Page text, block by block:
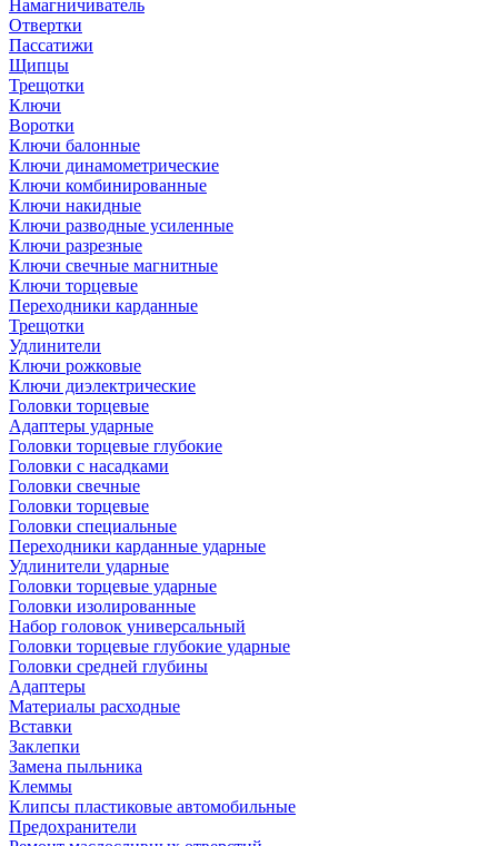
Намагничиватель
Отвертки
Пассатижи
Щипцы
Трещотки
Ключи
Воротки
Ключи балонные
Ключи динамометрические
Ключи комбинированные
Ключи накидные
Ключи разводные усиленные
Ключи разрезные
Ключи свечные магнитные
Ключи торцевые
Переходники карданные
Трещотки
Удлинители
Ключи рожковые
Ключи диэлектрические
Головки торцевые
Адаптеры ударные
Головки торцевые глубокие
Головки с насадками
Головки свечные
Головки торцевые
Головки специальные
Переходники карданные ударные
Удлинители ударные
Головки торцевые ударные
Головки изолированные
Набор головок универсальный
Головки торцевые глубокие ударные
Головки средней глубины
Адаптеры
Материалы расходные
Вставки
Заклепки
Замена пыльника
Клеммы
Клипсы пластиковые автомобильные
Предохранители